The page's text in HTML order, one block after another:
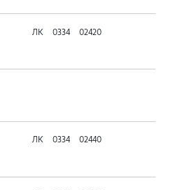
ЛК 0334 02420
ЛК 0334 02440